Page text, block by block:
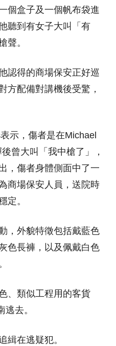
個盒子及一個帆布袋進
聽到有女子大叫「有
聲。
認得的商場保安正好巡
方配備對講機後受驚，
示，傷者是在Michael
曾大叫「我中槍了」，
，傷者身體側面中了一
商場保安人員，送院時
定。
，外貌特徵包括戴藍色
色長褲，以及佩戴白色
、類似工程用的客貨
去。
緝在逃疑犯。